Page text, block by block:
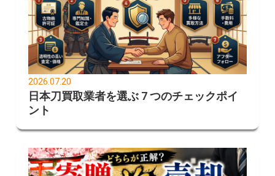
2026.07.20
日本刀買取業者を選ぶ 7 つのチェックポイ
ント